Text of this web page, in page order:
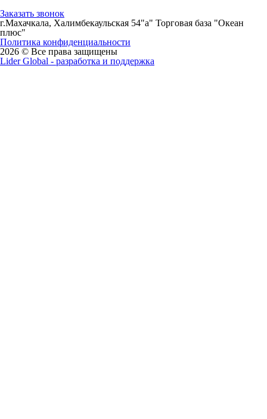
Заказать звонок
г.Махачкала, Халимбекаульская 54"а" Торговая база "Океан
плюс"
Политика конфиденциальности
2026 © Все права защищены
Lider Global - разработка и поддержка